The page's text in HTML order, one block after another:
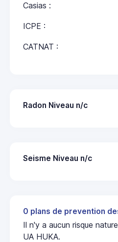
Casias :
ICPE :
CATNAT :
Radon Niveau n/c
Seisme Niveau n/c
0 plans de prevention
Il n'y a aucun risque
UA HUKA.